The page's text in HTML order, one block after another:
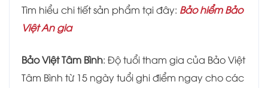
Tìm hiểu chi tiết sản phẩm tại đây: Bảo hiểm Bảo
Việt An gia
Bảo Việt Tâm Bình: Độ tuổi tham gia của Bảo Việt
Tâm Bình từ 15 ngày tuổi ghi điểm ngay cho các